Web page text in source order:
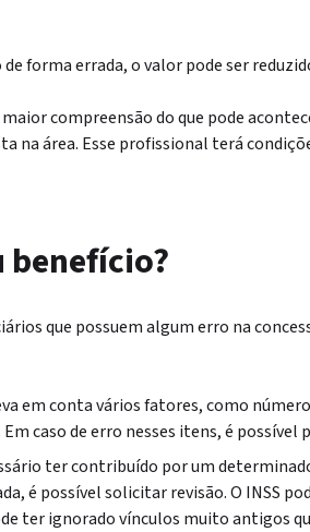
forma errada, o valor pode ser
compreensão do que pode
na área. Esse profissional terá
benefício?
que possuem algum erro na
em conta vários fatores, como
caso de erro nesses itens, é possível
ter contribuído por um
é possível solicitar revisão. O INSS
ter ignorado vínculos muito antigos